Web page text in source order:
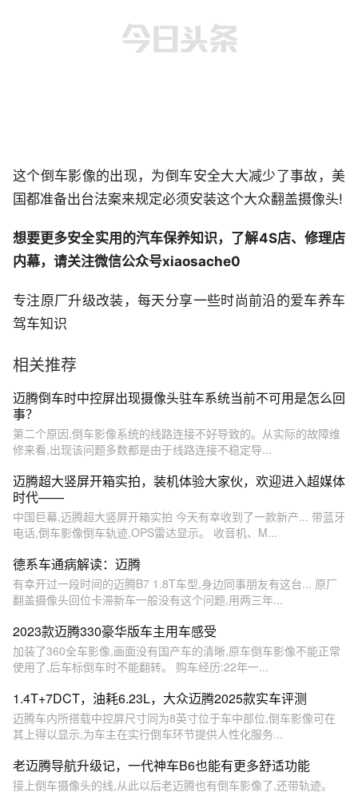
这个倒车影像的出现，为倒车安全大大减少了事故，美
国都准备出台法案来规定必须安装这个大众翻盖摄像头!
想要更多安全实用的汽车保养知识，了解4S店、修理店
内幕，请关注微信公众号xiaosache0
专注原厂升级改装，每天分享一些时尚前沿的爱车养车
驾车知识
相关推荐
迈腾倒车时中控屏出现摄像头驻车系统当前不可用是怎么回
事？
第二个原因,倒车影像系统的线路连接不好导致的。从实际的故障维
修来看,出现该问题多数都是由于线路连接不稳定导...
迈腾超大竖屏开箱实拍，装机体验大家伙，欢迎进入超媒体
时代——
中国巨幕,迈腾超大竖屏开箱实拍 今天有幸收到了一款新产... 带蓝牙
电话,倒车影像倒车轨迹,OPS雷达显示。 收音机、M...
德系车通病解读：迈腾
有幸开过一段时间的迈腾B7 1.8T车型,身边同事朋友有这台... 原厂
翻盖摄像头回位卡滞新车一般没有这个问题,用两三年...
2023款迈腾330豪华版车主用车感受
加装了360全车影像,画面没有国产车的清晰,原车倒车影像不能正常
使用了,后车标倒车时不能翻转。 购车经历:22年一...
1.4T+7DCT，油耗6.23L，大众迈腾2025款实车评测
迈腾车内所搭载中控屏尺寸同为8英寸位于车中部位,倒车影像可在
其上得以显示,为车主在实行倒车环节提供人性化服务...
老迈腾导航升级记，一代神车B6也能有更多舒适功能
接上倒车摄像头的线,从此以后老迈腾也有倒车影像了,还带轨迹。